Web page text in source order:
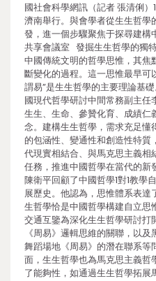
國社會科學網訊（記者 張清俐
濟南舉行。與會學者從生生哲學
發，進一個步驟聚焦于探尋建構
共享會議室 發掘生生哲學的獨
中國傳統文明的哲學思惟，其焦
斷變化的過程。這一思惟最早可
謂易”是生生哲學的主要理論基
國現代哲學研討中間常務副主任
生生、生命、參贊化育、成績
念。建構生生哲學，需求充足懂
的包涵性、變通性和創造性特
代現實相結合、與馬克思主義
任務，推進中國哲學在當代的
陳衛平回顧了中國哲學1對1教學
展歷史。他認為，思惟體系表
生哲學恰是中國哲學構建自立思
交通互鑒為深化生生哲學研討
《周易》邏輯思維的關聯，以
舞蹈場地《周易》的潛在聯系
面，生生哲學也為馬克思主義
了能夠性，如通過生生哲學拓展